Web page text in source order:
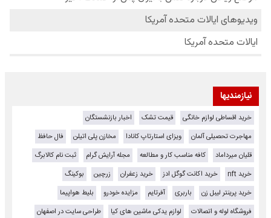
نیازمندیها
خرید اقساطی لوازم خانگی قیمت تشک
اخبار بازنشستگان
مهاجرت تحصیلی آلمان
ویزای استارتاپ کانادا مخازن پلی اتیلن
فال حافظ
قلیان میرداماد
کافه مناسب کار و مطالعه مجله آرایش گرام
ثبت نام کالابرگ
خرید nft
خرید اکانت گوگل ادز خرید زعفران زرچین
بوکینگ
خرید پرینتر لیبل زن
باربری آفرتایم مزایده خودرو
بلیط هواپیما
فروشگاه لوله و اتصالات
لوازم یدکی ماشین های کیا
طراحی سایت در اصفهان